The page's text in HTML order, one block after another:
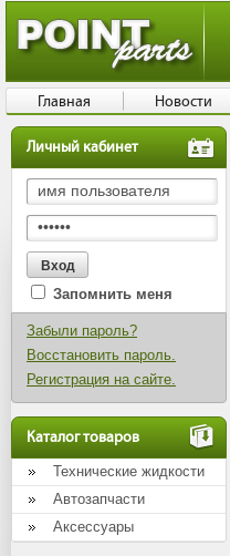
Личный кабинет
Запомнить меня
Забыли пароль?
Восстановить пароль.
Регистрация на сайте.
Каталог товаров
Технические жидкости
Автозапчасти
Аксессуары
Главная Новости